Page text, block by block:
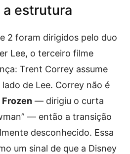
a estrutura
2 foram dirigidos pelo duo
Lee, o terceiro filme
Trent Correy assume
de Lee. Correy não é
Frozen — dirigiu o curta
— então a transição
desconhecido. Essa
um sinal de que a Disney